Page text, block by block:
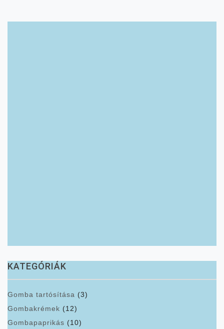
KATEGÓRIÁK
Gomba tartósítása (3)
Gombakrémek (12)
Gombapaprikás (10)